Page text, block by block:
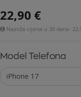
22,90 €
Najniža cijena u 30 dana:
Model Telefona